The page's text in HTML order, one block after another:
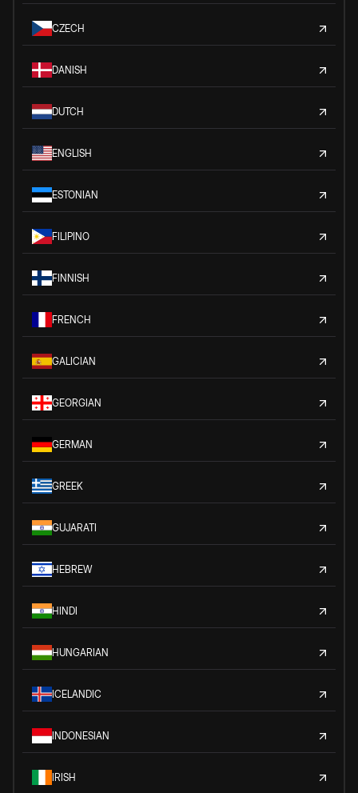
CZECH
DANISH
DUTCH
ENGLISH
ESTONIAN
FILIPINO
FINNISH
FRENCH
GALICIAN
GEORGIAN
GERMAN
GREEK
GUJARATI
HEBREW
HINDI
HUNGARIAN
ICELANDIC
INDONESIAN
IRISH